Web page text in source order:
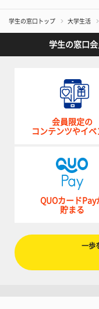
学生の窓口トップ 大学生活
学生の窓口
会員限定の
コンテンツやイベ
QUOカードPay
貯まる
一歩